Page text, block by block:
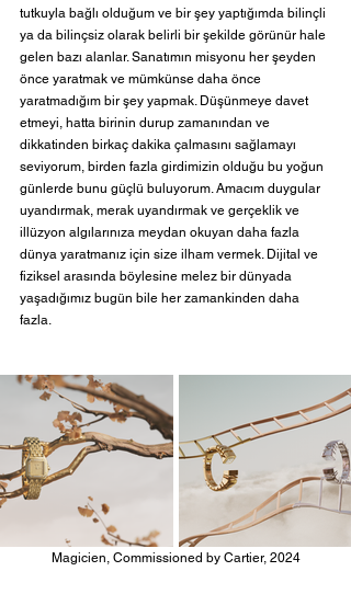
tutkuyla bağlı olduğum ve bir şey yaptığımda bilinçli
ya da bilinçsiz olarak belirli bir şekilde görünür hale
gelen bazı alanlar. Sanatımın misyonu her şeyden
önce yaratmak ve mümkünse daha önce
yaratmadığım bir şey yapmak. Düşünmeye davet
etmeyi, hatta birinin durup zamanından ve
dikkatinden birkaç dakika çalmasını sağlamayı
seviyorum, birden fazla girdimizin olduğu bu yoğun
günlerde bunu güçlü buluyorum. Amacım duygular
uyandırmak, merak uyandırmak ve gerçeklik ve
illüzyon algılarınıza meydan okuyan daha fazla
dünya yaratmanız için size ilham vermek. Dijital ve
fiziksel arasında böylesine melez bir dünyada
yaşadığımız bugün bile her zamankinden daha
fazla.
Magicien, Commissioned by Cartier, 2024